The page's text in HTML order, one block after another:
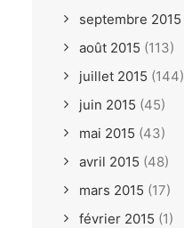
septembre 2015
août 2015 (113)
juillet 2015 (144)
juin 2015 (45)
mai 2015 (43)
avril 2015 (48)
mars 2015 (17)
février 2015 (1)